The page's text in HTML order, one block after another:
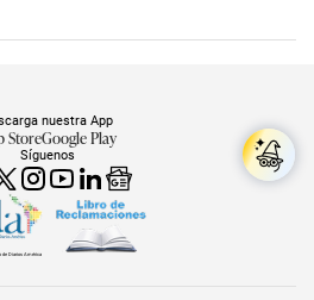
Síguenos
nuestra App
StoreGoogle Play
de Diarios América